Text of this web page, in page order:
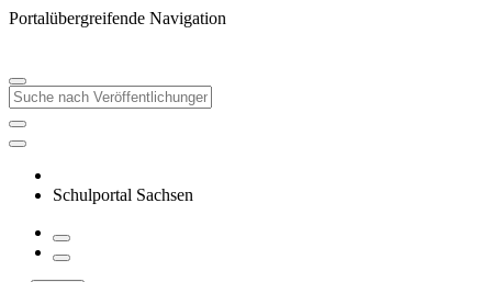
Portalübergreifende Navigation
Schulportal Sachsen